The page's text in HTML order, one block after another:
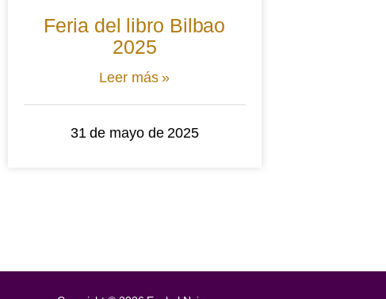
Feria del libro Bilbao
2025
Leer más »
31 de mayo de 2025